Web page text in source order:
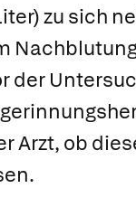
zu sich
der
ob